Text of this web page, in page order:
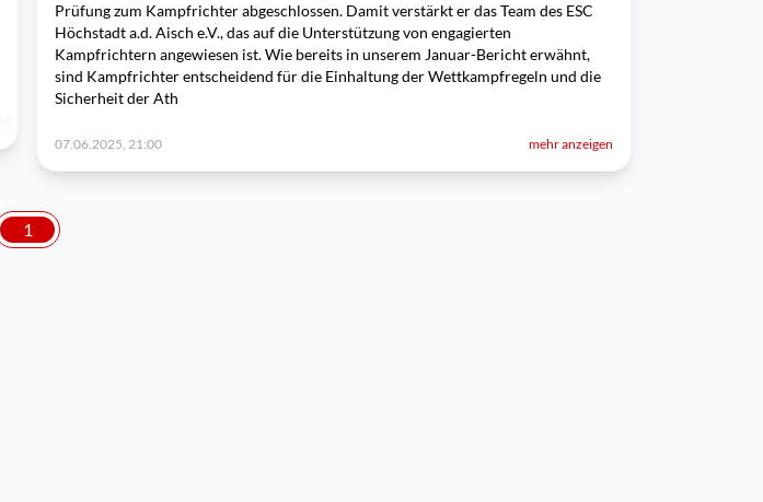
Prüfung zum Kampfrichter abgeschlossen. Damit verstärkt er das Team des ESC
Höchstadt a.d. Aisch e.V., das auf die Unterstützung von engagierten
Kampfrichtern angewiesen ist. Wie bereits in unserem Januar-Bericht erwähnt,
sind Kampfrichter entscheidend für die Einhaltung der Wettkampfregeln und die
Sicherheit der Ath
07.06.2025, 21:00 mehr anzeigen
1